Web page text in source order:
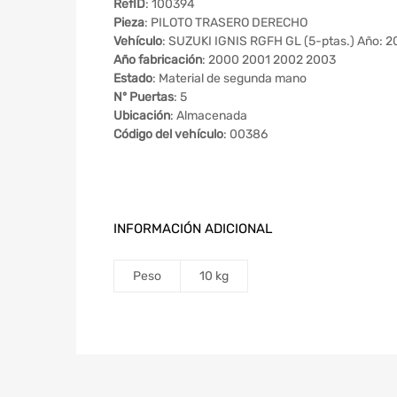
RefID: 100394
Pieza: PILOTO TRASERO DERECHO
Vehículo: SUZUKI IGNIS RGFH GL (5-ptas.) Año:
Año fabricación: 2000 2001 2002 2003
Estado: Material de segunda mano
Nº Puertas: 5
Ubicación: Almacenada
Código del vehículo: 00386
INFORMACIÓN ADICIONAL
Peso 10 kg